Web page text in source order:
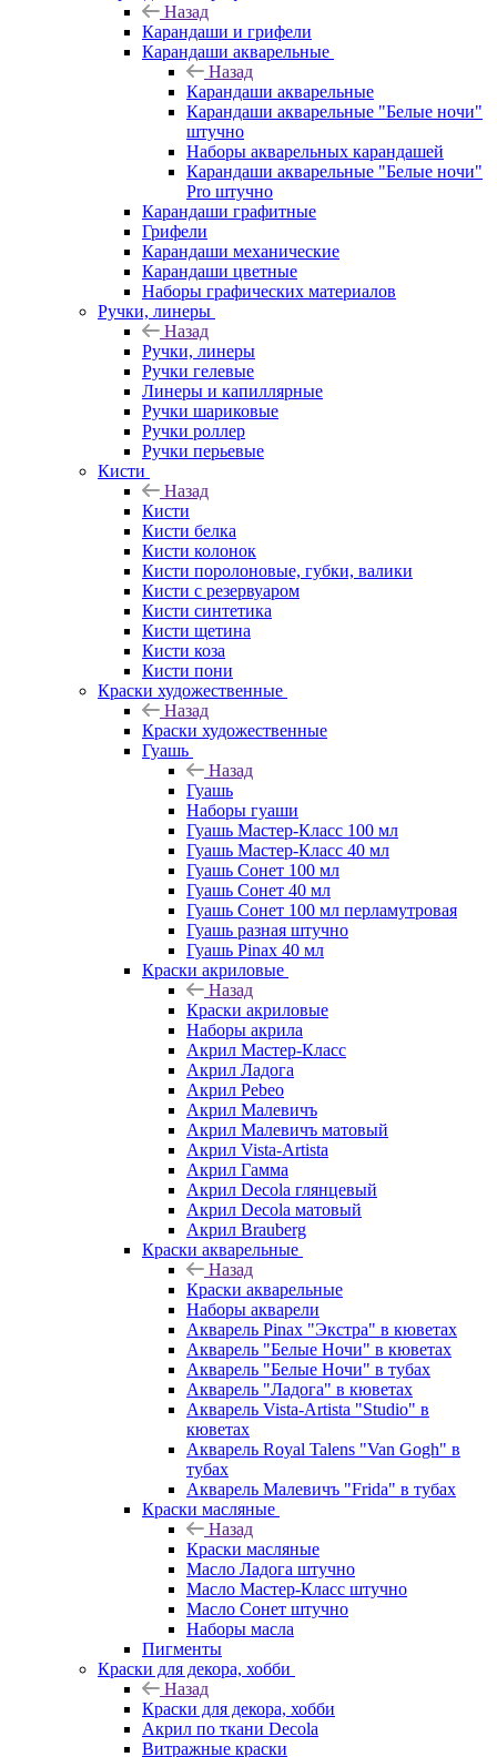
Назад
Карандаши и грифели
Карандаши акварельные
Назад
Карандаши акварельные
Карандаши акварельные "Белые ночи"
штучно
Наборы акварельных карандашей
Карандаши акварельные "Белые ночи"
Pro штучно
Карандаши графитные
Грифели
Карандаши механические
Карандаши цветные
Наборы графических материалов
Ручки, линеры
Назад
Ручки, линеры
Ручки гелевые
Линеры и капиллярные
Ручки шариковые
Ручки роллер
Ручки перьевые
Кисти
Назад
Кисти
Кисти белка
Кисти колонок
Кисти поролоновые, губки, валики
Кисти с резервуаром
Кисти синтетика
Кисти щетина
Кисти коза
Кисти пони
Краски художественные
Назад
Краски художественные
Гуашь
Назад
Гуашь
Наборы гуаши
Гуашь Мастер-Класс 100 мл
Гуашь Мастер-Класс 40 мл
Гуашь Сонет 100 мл
Гуашь Сонет 40 мл
Гуашь Сонет 100 мл перламутровая
Гуашь разная штучно
Гуашь Pinax 40 мл
Краски акриловые
Назад
Краски акриловые
Наборы акрила
Акрил Мастер-Класс
Акрил Ладога
Акрил Pebeo
Акрил Малевичъ
Акрил Малевичъ матовый
Акрил Vista-Artista
Акрил Гамма
Акрил Decola глянцевый
Акрил Decola матовый
Акрил Brauberg
Краски акварельные
Назад
Краски акварельные
Наборы акварели
Акварель Pinax "Экстра" в кюветах
Акварель "Белые Ночи" в кюветах
Акварель "Белые Ночи" в тубах
Акварель "Ладога" в кюветах
Акварель Vista-Artista "Studio" в
кюветах
Акварель Royal Talens "Van Gogh" в
тубах
Акварель Малевичъ "Frida" в тубах
Краски масляные
Назад
Краски масляные
Масло Ладога штучно
Масло Мастер-Класс штучно
Масло Сонет штучно
Наборы масла
Пигменты
Краски для декора, хобби
Назад
Краски для декора, хобби
Акрил по ткани Decola
Витражные краски